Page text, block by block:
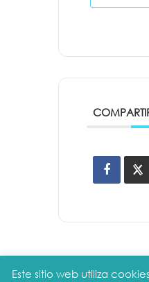
Este sitio web utiliza